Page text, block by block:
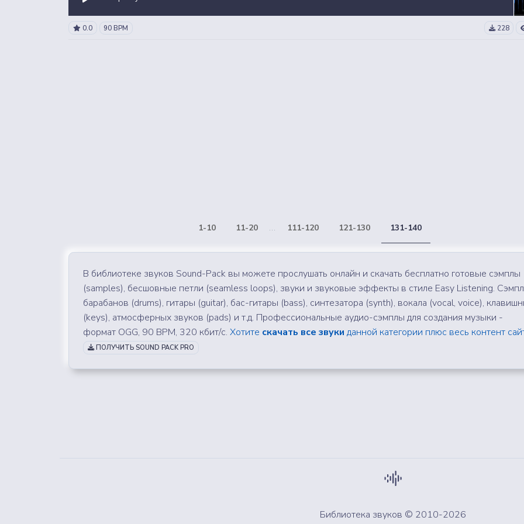
0.0 90 BPM 228
1-10 11-20 ... 111-120 121-130 131-140
В библиотеке звуков Sound-Pack вы можете прослушать онлайн и скачать бесплатно готовые сэмплы
(samples), бесшовные петли (seamless loops), звуки и звуковые эффекты в стиле Easy Listening.
барабанов (drums), гитары (guitar), бас-гитары (bass), синтезатора (synth), вокала (vocal, voice),
(keys), атмосферных звуков (pads) и т.д. Профессиональные аудио-сэмплы для создания музыки -
формат OGG, 90 BPM, 320 кбит/с. Хотите скачать все звуки данной категории плюс весь контент
ПОЛУЧИТЬ SOUND PACK PRO
Библиотека звуков © 2010-2026